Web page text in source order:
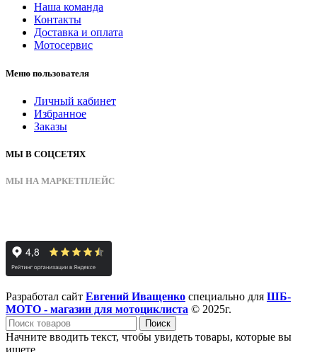
Наша команда
Контакты
Доставка и оплата
Мотосервис
Меню пользователя
Личный кабинет
Избранное
Заказы
МЫ В СОЦСЕТЯХ
МЫ НА МАРКЕТПЛЕЙС
Разработал сайт Евгений Иващенко специально для ШБ-
МОТО - магазин для мотоциклиста © 2025г.
Поиск
Начните вводить текст, чтобы увидеть товары, которые вы